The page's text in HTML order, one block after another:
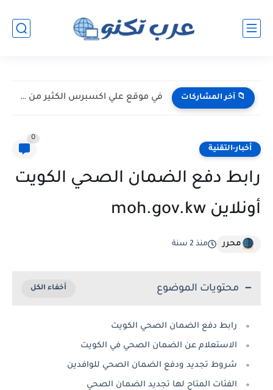
📁 آخر المشاركات في موقع علي اكسبرس الكثير من الخبايا
أخبار-التقنية
0
رابط دفع الضمان الصحي الكويت
أونلاين moh.gov.kw
محرر منذ 2 سنة
محتويات الموضوع
رابط دفع الضمان الصحي الكويت
الاستعلام عن الضمان الصحي في الكويت
شروط تجديد ودفع الضمان الصحي للوافدين
الفئات المتاح لها تجديد الضمان الصحي